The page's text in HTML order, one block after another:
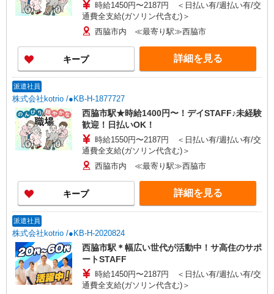
時給1450円〜2187円 ＜日払い有/週払い有/交
通費全支給(ガソリン代含む)＞
西脇市内 ≪最寄り駅≫西脇市
キープ 詳細を見る
派遣社員
株式会社kotrio /●KB-H-1877727
西脇市駅★時給1400円〜！デイSTAFF♪未経験
歓迎！日払いOK！
時給1550円〜2187円 ＜日払い有/週払い有/交
通費全支給(ガソリン代含む)＞
西脇市内 ≪最寄り駅≫西脇市
キープ 詳細を見る
派遣社員
株式会社kotrio /●KB-H-2020824
西脇市駅＊幅広い世代が活動中！サ高住のサポ
ートSTAFF
時給1450円〜2187円 ＜日払い有/週払い有/交
通費全支給(ガソリン代含む)＞